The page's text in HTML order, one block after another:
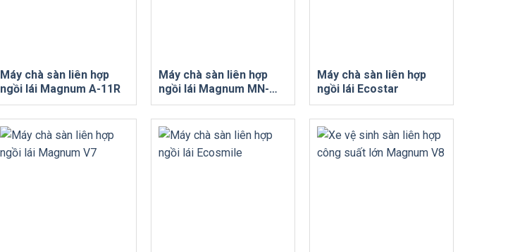
Máy chà sàn liên hợp
ngồi lái Magnum A-11R
Máy chà sàn liên hợp
ngồi lái Magnum MN-
V70
Máy chà sàn liên hợp
ngồi lái Ecostar